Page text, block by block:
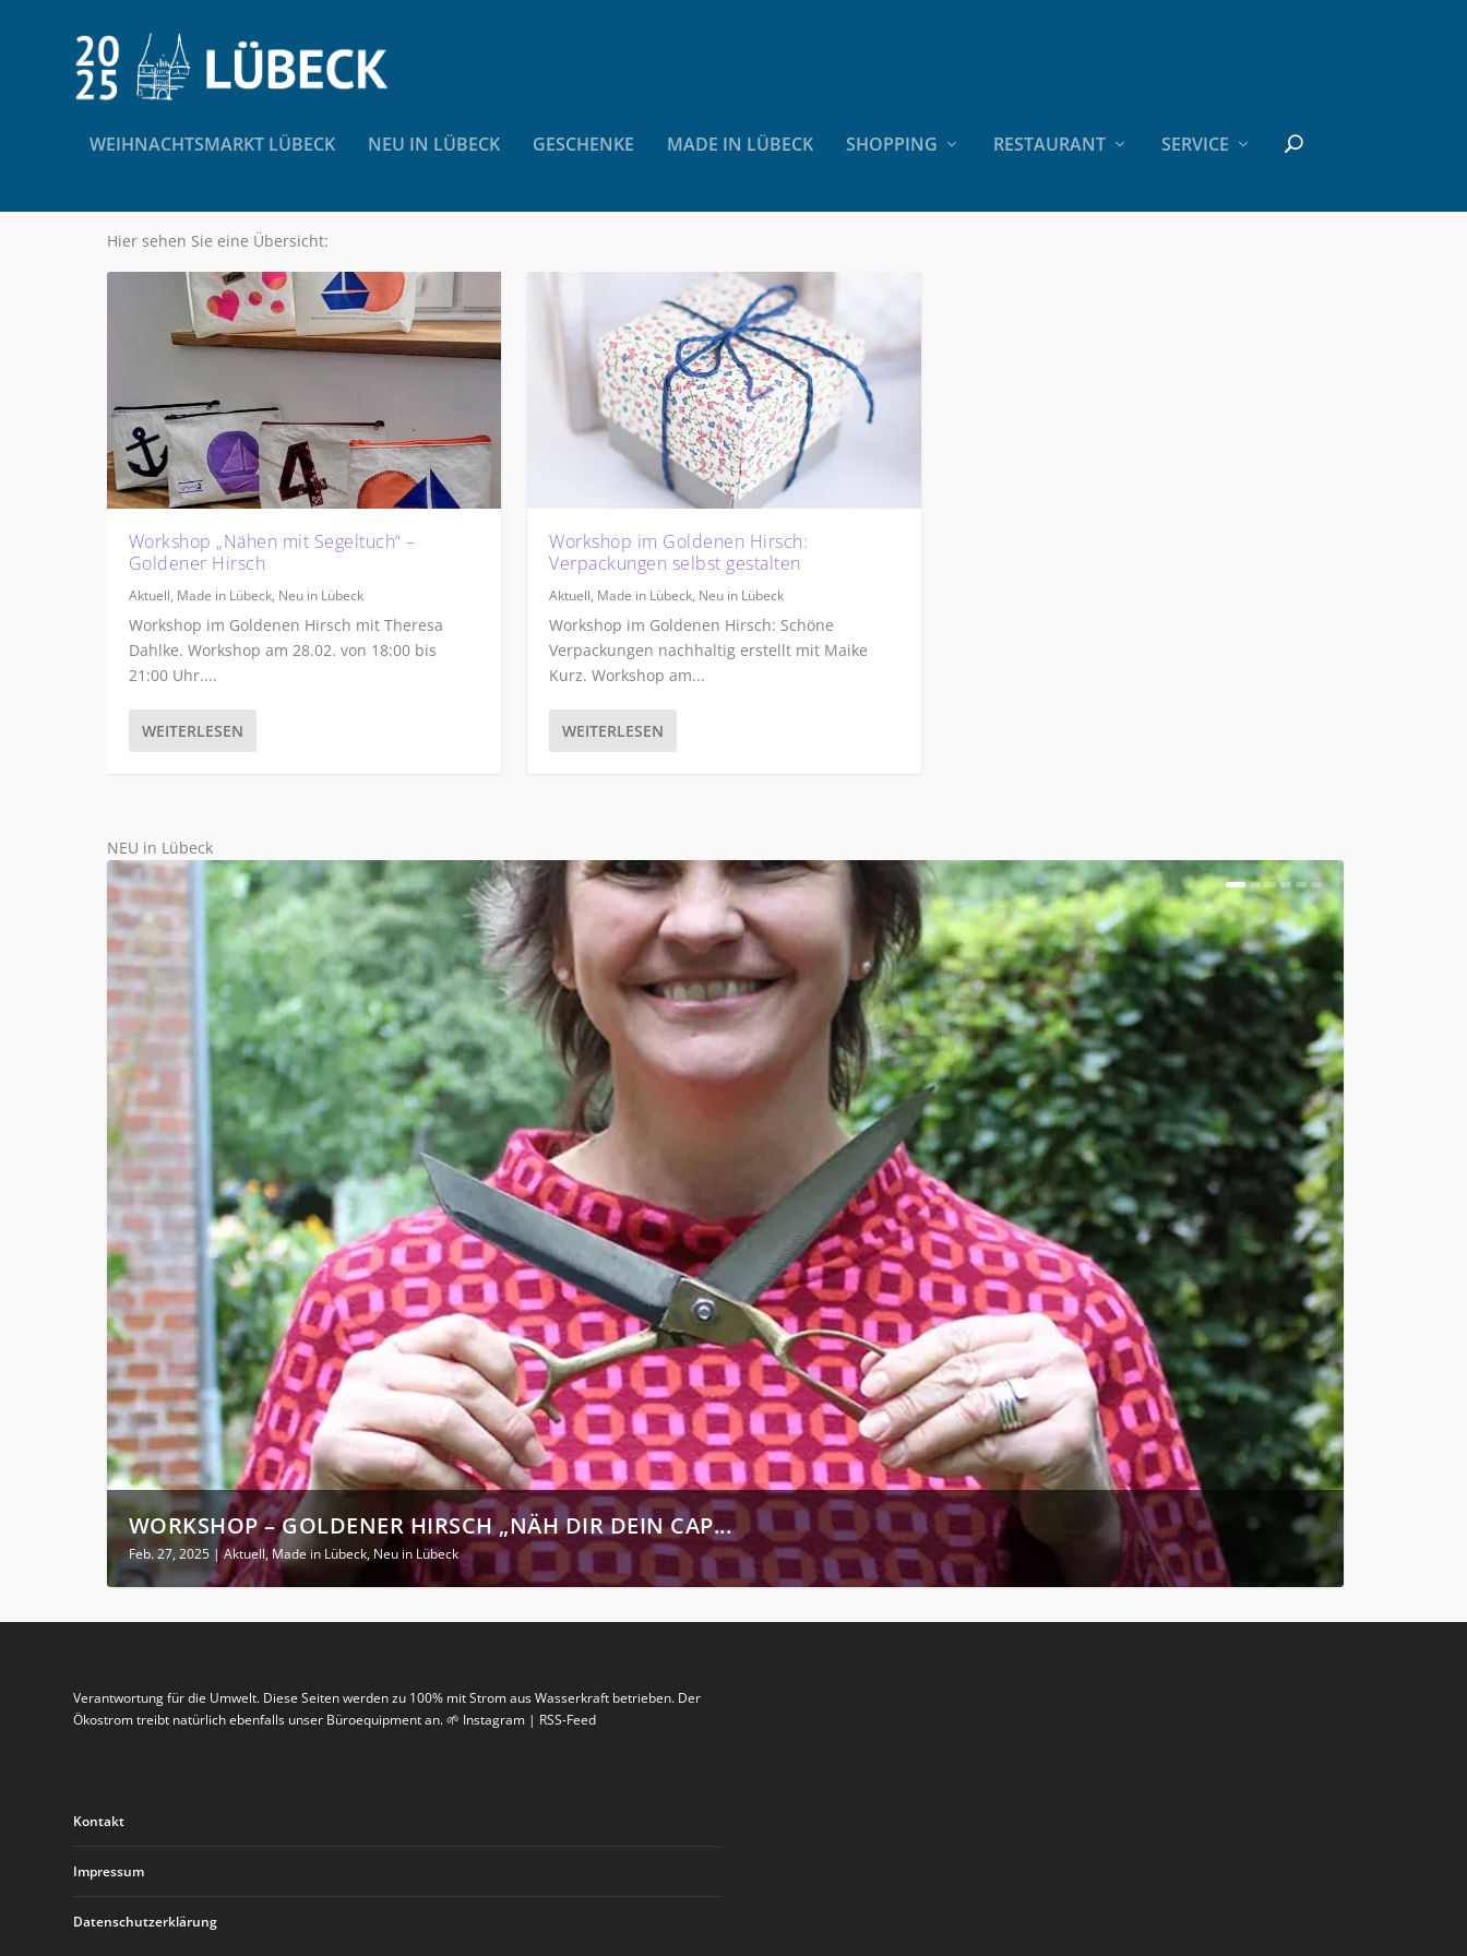
WEIHNACHTSMARKT LÜBECK NEU IN LÜBECK GESCHENKE MADE IN LÜBECK SHOPPING RESTAURANT SERVICE
Hier sehen Sie eine Übersicht:
Workshop „Nähen mit Segeltuch“ –
Goldener Hirsch
Aktuell, Made in Lübeck, Neu in Lübeck
Workshop im Goldenen Hirsch mit Theresa
Dahlke. Workshop am 28.02. von 18:00 bis
21:00 Uhr....
WEITERLESEN
Workshop im Goldenen Hirsch:
Verpackungen selbst gestalten
Aktuell, Made in Lübeck, Neu in Lübeck
Workshop im Goldenen Hirsch: Schöne
Verpackungen nachhaltig erstellt mit Maike
Kurz. Workshop am...
WEITERLESEN
NEU in Lübeck
WORKSHOP „NÄHEN MIT SEGELTUCH“ – GOLDENER HI...
Feb. 21, 2025|Aktuell,Made in Lübeck,Neu in Lübeck
Verantwortung für die Umwelt. Diese Seiten werden zu 100% mit Strom aus Wasserkraft betrieben. Der
Ökostrom treibt natürlich ebenfalls unser Büroequipment an. 🌱 Instagram | RSS-Feed
Kontakt
Impressum
Datenschutzerklärung